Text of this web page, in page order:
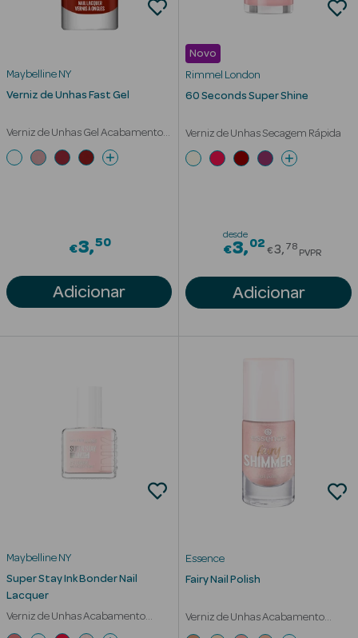
Cicatrizantes
Cuidados de
Corporais
Ver Tudo
Séruns Faciais
Contorno de
Maybelline NY
Verniz de Unhas Fast Gel
Verniz de Unhas Gel Acabamento
Brilhante
€3 50
Adicionar
Novo
Rimmel London
60 Seconds Super Shine
Verniz de Unhas Secagem Rápida
desde
€3 02Price
€3 78
PVPR
Adicionar
Maybelline NY
Super Stay Ink Bonder Nail
Lacquer
Verniz de Unhas Acabamento
Efeito Gel
Essence
Fairy Nail Polish
Verniz de Unhas Acabamento
Brilhante